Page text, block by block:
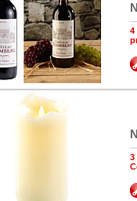
4
3